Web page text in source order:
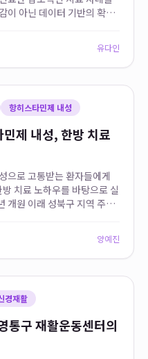
이 아닌 데이터 기반의 확신
유다인
항히스타민제 내성
제 내성, 한방 치료
으로 고통받는 환자들에게
치료 노하우를 바탕으로 실
개원 이래 성북구 지역 주민
양예진
경재활
구 재활운동센터의